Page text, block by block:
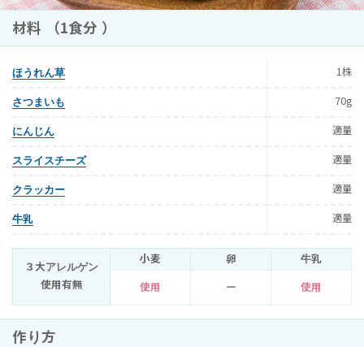
材料 （1食分 ）
ほうれん草 1株
さつまいも 70g
にんじん 適量
スライスチーズ 適量
クラッカー 適量
牛乳 適量
３大アレルゲン
使用有無
小麦 卵 牛乳
使用 ー 使用
作り方